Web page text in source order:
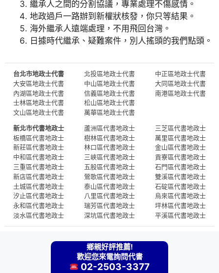
繼承人之間的分割協議，專業處理不傷感情。
地政過戶一路辦到新權狀核發，你只等結果。
海外繼承人遠端處理，不用飛回台灣。
日據時代繼承、疑難案件，別人搖頭的我們點頭。
台北市地政士代書
大安區地政士代書
內湖區地政士代書
士林區地政士代書
文山區地政士代書
北投區地政士代書
中山區地政士代書
信義區地政士代書
松山區地政士代書
萬華區地政士代書
中正區地政士代書
大同區地政士代書
南港區地政士代書
新北市代書地政士
板橋區代書地政士
新莊區代書地政士
中和區代書地政士
三重區代書地政士
新店區代書地政士
土城區代書地政士
汐止區代書地政士
永和區代書地政士
淡水區代書地政士
蘆洲區代書地政士
樹林區代書地政士
林口區代書地政士
三峽區代書地政士
五股區代書地政士
鶯歌區代書地政士
泰山區代書地政士
八里區代書地政士
瑞芳區代書地政士
深坑區代書地政士
三芝區代書地政士
萬里區代書地政士
金山區代書地政士
貢寮區代書地政士
石門區代書地政士
雙溪區代書地政士
石碇區代書地政士
烏來區代書地政士
坪林區代書地政士
平溪區代書地政士
鄉親好評推薦!
歡迎您來電詢問代書
02-2503-3377